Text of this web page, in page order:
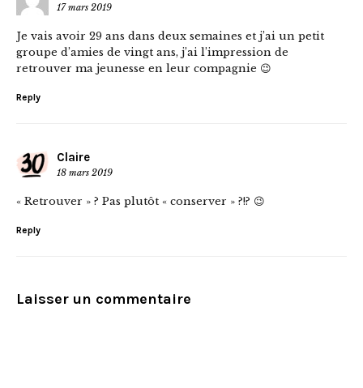
17 mars 2019
Je vais avoir 29 ans dans deux semaines et j’ai un petit
groupe d’amies de vingt ans, j’ai l’impression de
retrouver ma jeunesse en leur compagnie 😉
Reply
Claire
18 mars 2019
« Retrouver » ? Pas plutôt « conserver » ?!? 😉
Reply
Laisser un commentaire